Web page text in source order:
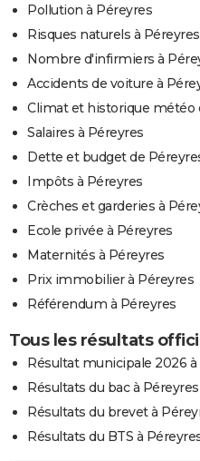
Pollution à Péreyres
Risques naturels à Péreyres
Nombre d'infirmiers à
Accidents de voiture à
Climat et historique météo
Salaires à Péreyres
Dette et budget de
Impôts à Péreyres
Crèches et garderies à
Ecole privée à Péreyres
Maternités à Péreyres
Prix immobilier à Péreyres
Référendum à Péreyres
Tous les résultats
Résultat municipale 2026 à
Résultats du bac à Péreyres
Résultats du brevet à
Résultats du BTS à